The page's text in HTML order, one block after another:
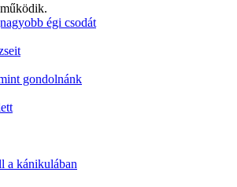
égi csodát
gondolnánk
a kánikulában